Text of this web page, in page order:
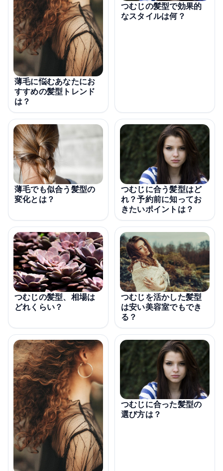
薄毛に悩むあなたにお
すすめの髪型トレンド
は？
つむじの髪型で効果的
なスタイルは何？
薄毛でも似合う髪型の
変化とは？
つむじに合う髪型はど
れ？予約前に知ってお
きたいポイントは？
つむじの髪型、相場は
どれくらい？
つむじを活かした髪型
は安い美容室でもでき
る？
つむじに合った髪型の
選び方は？